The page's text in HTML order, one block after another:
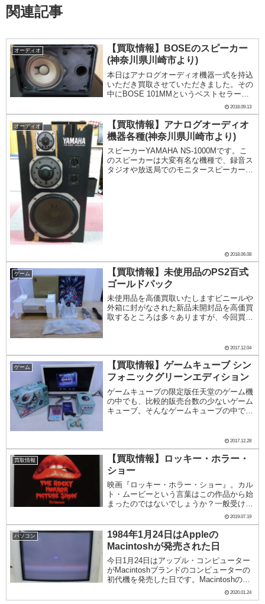
関連記事
オーディオ
【買取情報】BOSEのスピーカー
(神奈川県川崎市より)
本日はアナログオーディオ機器一式を持込
いただき買取させていただきました。その
中にBOSE 101MMというベストセラー機
がありました。日本がバブル景気に沸いて
いた1980年代、カフェバーといわれるちょ
っとおしゃれなお店には、このBOSE 1...
2018.09.13
オーディオ
【買取情報】アナログオーディオ
機器各種(神奈川県川崎市より)
スピーカーYAMAHA NS-1000Mです。こ
のスピーカーは大変有名な機種で、録音ス
タジオや放送局でのモニタースピーカーと
2018.06.08
ゲーム
【買取情報】未使用品のPS2百式
ゴールドパック
未使用品を高価買取いたしますビニールや
外箱に封がなされた新品未開封品を高価買
取するところは多々ありますが、今回買取
ています。パッケージを開封した際に、付
属品を使用し...
2017.12.04
ゲーム
【買取情報】ゲームキューブ シン
フォニックグリーンエディション
ゲームキューブの限定版任天堂のゲーム機
の中でも、比較的販売台数の少ないゲーム
キューブ。そんなゲームキューブの中で
クは欠品でしたが、その他の付属品は揃っ
ているきれいな...
2017.12.28
買取情報
【買取情報】ロッキー・ホラー・
ショー
映画『ロッキー・ホラー・ショー』。カル
ト・ムービーという言葉はこの作品から始
まったのではないでしょうか？一般受けは
しないけれど、ある層に対しては強烈な魅
力を放つ癖の強い映画、それが『ロッキ
ー・ホラー・ショー』です。『ロッキー・
ホラー・ショー...
2019.07.19
パソコン
1984年1月24日はAppleの
Macintoshが発売された日
今日1月24日はアップル・コンピューター
がMacintoshブランドのコンピューターの
初代機を発売した日です。Macintoshの発
売にはスティーブ・ジョブズが大きくかか
わっているのですが、歴代のマシンを並べ
2020.01.24